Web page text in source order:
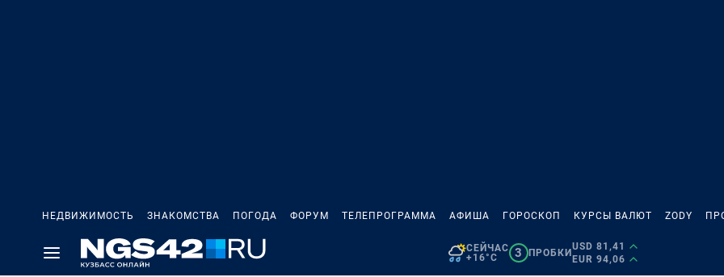
НЕДВИЖИМОСТЬ ЗНАКОМСТВА ПОГОДА ФОРУМ ТЕЛЕПРОГРАММА АФИША ГОРОСКОП КУРСЫ ВАЛЮТ ZODY
СЕЙЧАС
+16°C
3 ПРОБКИ
USD 81,41
EUR 94,06